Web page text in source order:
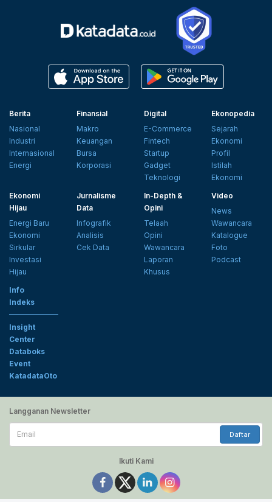
Berita
Nasional
Industri
Internasional
Energi
Finansial
Makro
Keuangan
Bursa
Korporasi
Digital
E-Commerce
Fintech
Startup
Gadget
Teknologi
Ekonopedia
Sejarah
Ekonomi
Profil
Istilah
Ekonomi
Ekonomi
Hijau
Energi Baru
Ekonomi
Sirkular
Investasi
Hijau
Jurnalisme
Data
Infografik
Analisis
Cek Data
In-Depth &
Opini
Telaah
Opini
Wawancara
Laporan
Khusus
Video
News
Wawancara
Katalogue
Foto
Podcast
Info
Indeks
Insight
Center
Databoks
Event
KatadataOto
Langganan Newsletter
Email
Daftar
Ikuti Kami